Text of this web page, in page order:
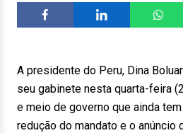
A presidente do Peru, Dina
seu gabinete nesta quarta-feira
e meio de governo que ainda
redução do mandato e o anúncio